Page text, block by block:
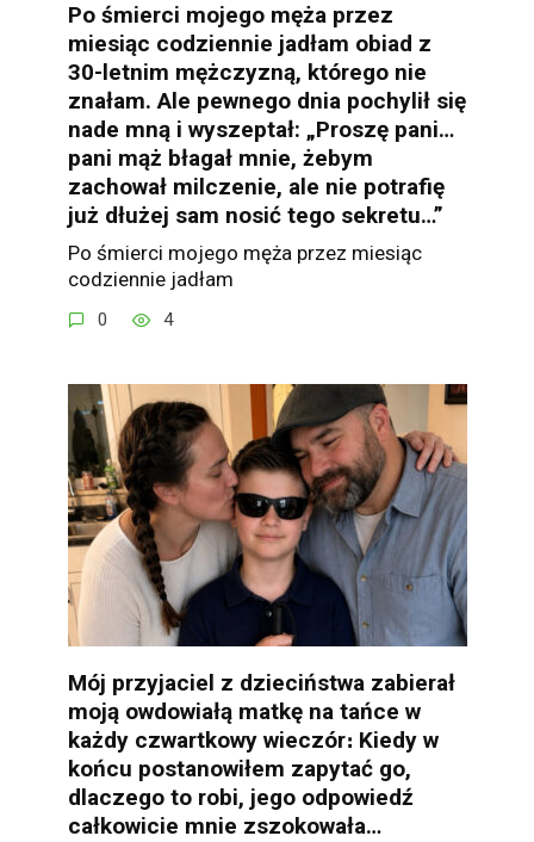
Po śmierci mojego męża przez
miesiąc codziennie jadłam obiad z
30-letnim mężczyzną, którego nie
znałam. Ale pewnego dnia pochylił się
nade mną i wyszeptał: „Proszę pani…
pani mąż błagał mnie, żebym
zachował milczenie, ale nie potrafię
już dłużej sam nosić tego sekretu…”
Po śmierci mojego męża przez miesiąc
codziennie jadłam
0 4
Mój przyjaciel z dzieciństwa zabierał
moją owdowiałą matkę na tańce w
każdy czwartkowy wieczór։ Kiedy w
końcu postanowiłem zapytać go,
dlaczego to robi, jego odpowiedź
całkowicie mnie zszokowała…